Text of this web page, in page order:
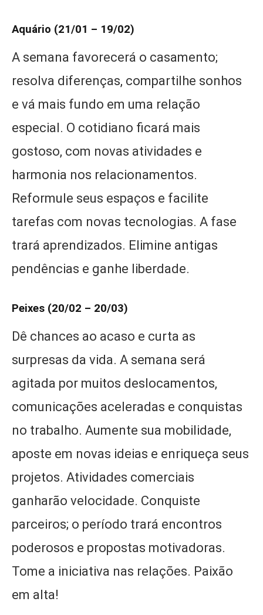
Aquário (21/01 – 19/02)
A semana favorecerá o casamento;
resolva diferenças, compartilhe sonhos
e vá mais fundo em uma relação
especial. O cotidiano ficará mais
gostoso, com novas atividades e
harmonia nos relacionamentos.
Reformule seus espaços e facilite
tarefas com novas tecnologias. A fase
trará aprendizados. Elimine antigas
pendências e ganhe liberdade.
Peixes (20/02 – 20/03)
Dê chances ao acaso e curta as
surpresas da vida. A semana será
agitada por muitos deslocamentos,
comunicações aceleradas e conquistas
no trabalho. Aumente sua mobilidade,
aposte em novas ideias e enriqueça seus
projetos. Atividades comerciais
ganharão velocidade. Conquiste
parceiros; o período trará encontros
poderosos e propostas motivadoras.
Tome a iniciativa nas relações. Paixão
em alta!